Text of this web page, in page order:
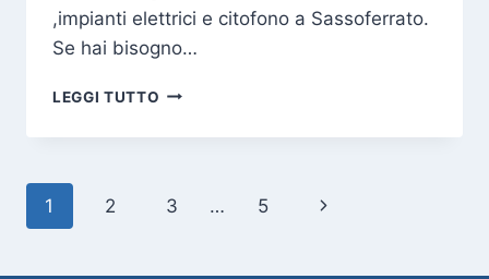
,impianti elettrici e citofono a Sassoferrato.
Se hai bisogno…
LEGGI TUTTO ELETTRICISTA
Navigazione
1 2 3 … 5
Pagina